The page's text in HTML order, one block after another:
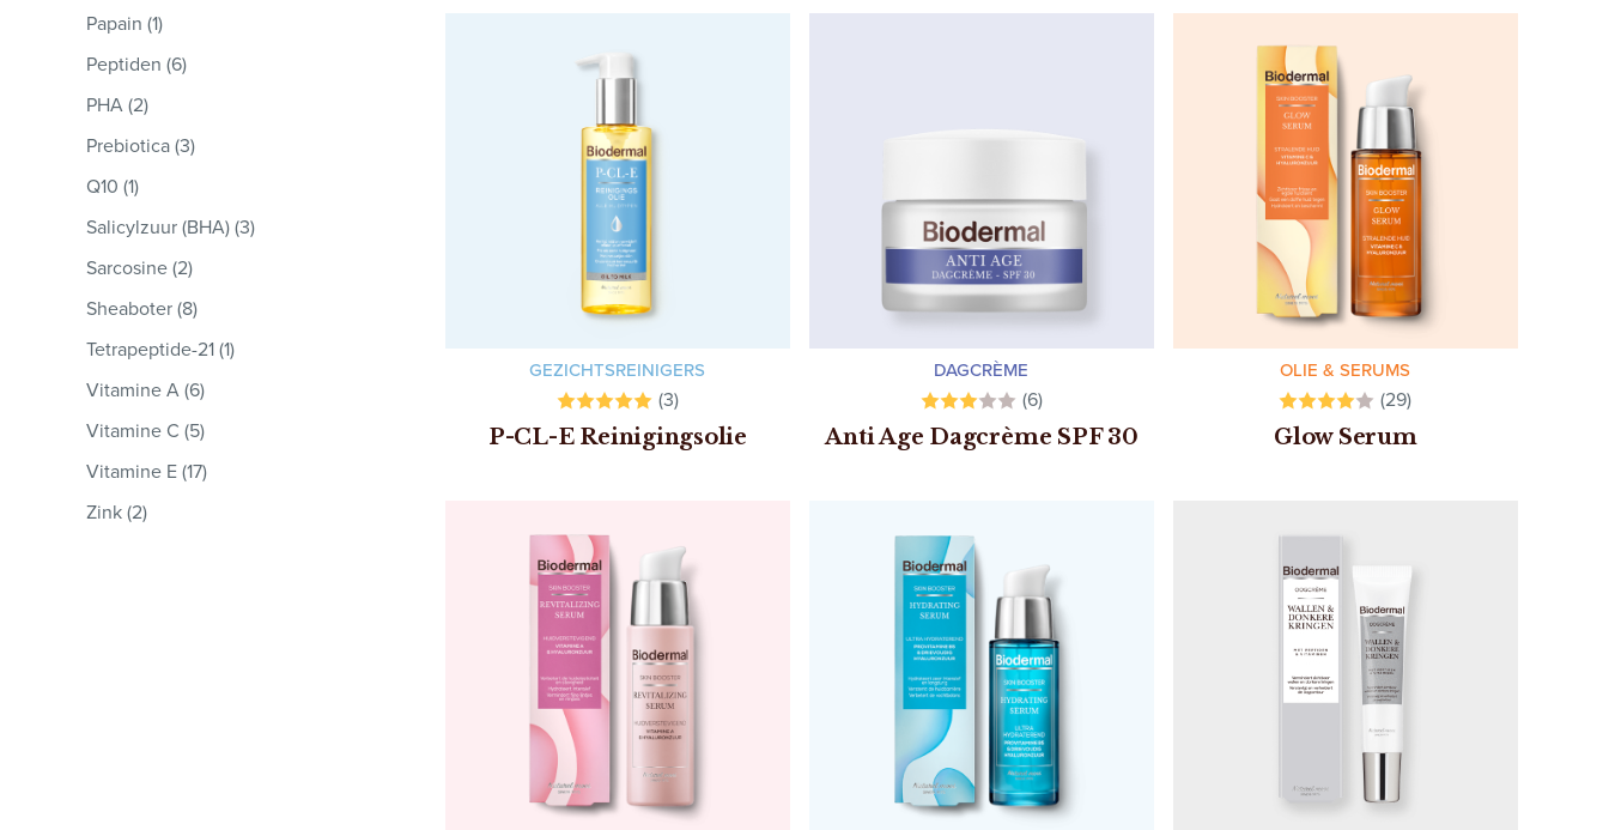
Papain (1)
Peptiden (6)
PHA (2)
Prebiotica (3)
Q10 (1)
Salicylzuur (BHA) (3)
Sarcosine (2)
Sheaboter (8)
Tetrapeptide-21 (1)
Vitamine A (6)
Vitamine C (5)
Vitamine E (17)
Zink (2)
GEZICHTSREINIGERS
(3)
P-CL-E Reinigingsolie
DAGCRÈME
(6)
Anti Age Dagcrème SPF 30
OLIE & SERUMS
(29)
Glow Serum